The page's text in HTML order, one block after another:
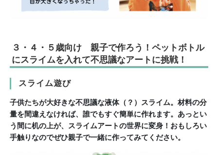
３・４・５歳向け 親子で作ろう！ペットボトル
にスライムを入れて不思議なアートに挑戦！
スライム遊び
子供たちが大好きな不思議な液体（？）スライム。 材料の分
量を間違えなければ、 誰でもすぐ簡単に作れます。 あっとい
う間に机の上が、
スライムアートの世界に変身！おもしろい
手触りなのでぜひ親子で一緒に作ってみてください。